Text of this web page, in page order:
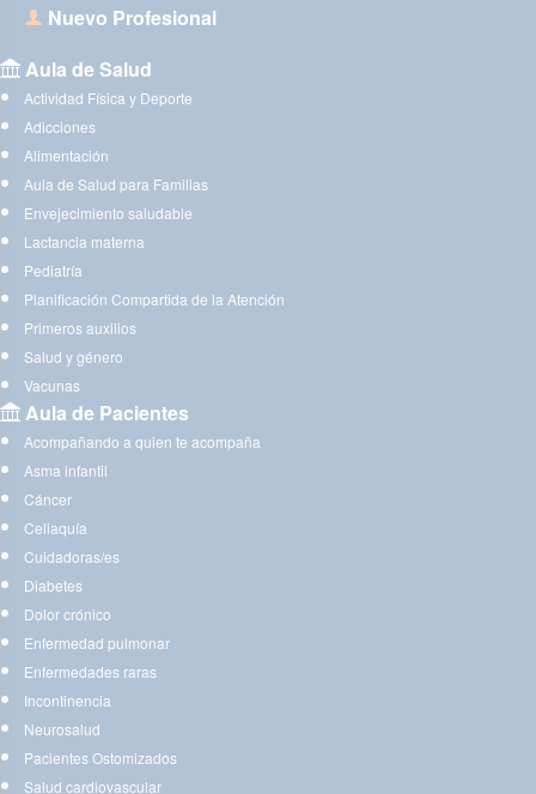
Nuevo Profesional
Aula de Salud
Actividad Física y Deporte
Adicciones
Alimentación
Aula de Salud para Familias
Envejecimiento saludable
Lactancia materna
Pediatría
Planificación Compartida de la Atención
Primeros auxilios
Salud y género
Vacunas
Aula de Pacientes
Acompañando a quien te acompaña
Asma infantil
Cáncer
Celiaquía
Cuidadoras/es
Diabetes
Dolor crónico
Enfermedad pulmonar
Enfermedades raras
Incontinencia
Neurosalud
Pacientes Ostomizados
Salud cardiovascular